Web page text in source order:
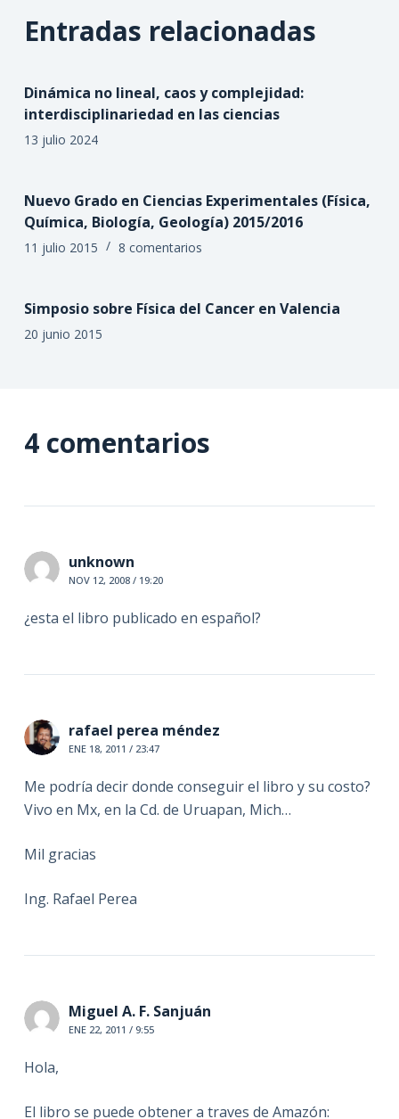
Entradas relacionadas
Dinámica no lineal, caos y complejidad:
interdisciplinariedad en las ciencias
13 julio 2024
Nuevo Grado en Ciencias Experimentales (Física,
Química, Biología, Geología) 2015/2016
11 julio 2015 8 comentarios
Simposio sobre Física del Cancer en Valencia
20 junio 2015
4 comentarios
unknown
NOV 12, 2008 / 19:20
¿esta el libro publicado en español?
rafael perea méndez
ENE 18, 2011 / 23:47
Me podría decir donde conseguir el libro y su costo?
Vivo en Mx, en la Cd. de Uruapan, Mich…
Mil gracias
Ing. Rafael Perea
Miguel A. F. Sanjuán
ENE 22, 2011 / 9:55
Hola,
El libro se puede obtener a traves de Amazón: